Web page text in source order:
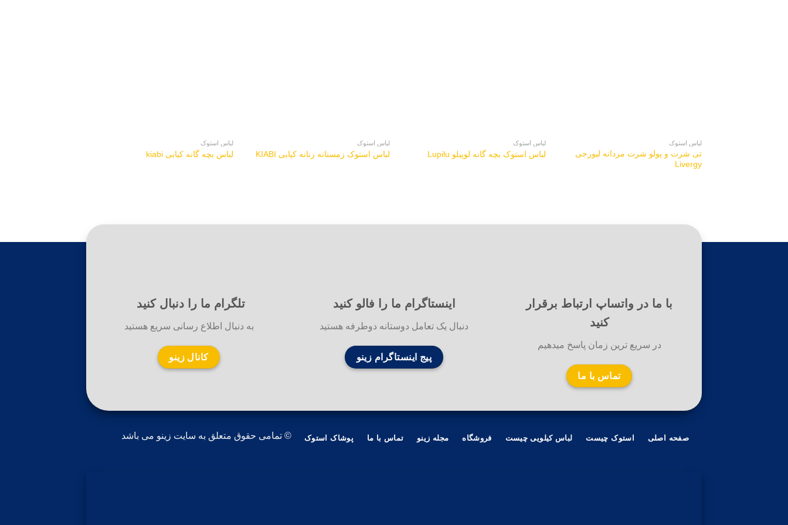
لباس استوک
تی شرت و پولو شرت مردانه لیورجی
Livergy
لباس استوک
لباس استوک بچه گانه لوپیلو Lupilu
لباس استوک
لباس استوک زمستانه زنانه کیابی KIABI
لباس استوک
لباس بچه گانه کیابی kiabi
با ما در واتساپ ارتباط برقرار
کنید
در سریع ترین زمان پاسخ میدهیم
تماس با ما
اینستاگرام ما را فالو کنید
دنبال یک تعامل دوستانه دوطرفه هستید
پیج اینستاگرام زینو
تلگرام ما را دنبال کنید
به دنبال اطلاع رسانی سریع هستید
کانال زینو
صفحه اصلی استوک چیست لباس کیلویی چیست فروشگاه مجله زینو تماس با ما پوشاک استوک © تمامی حقوق متعلق به سایت زینو می باشد